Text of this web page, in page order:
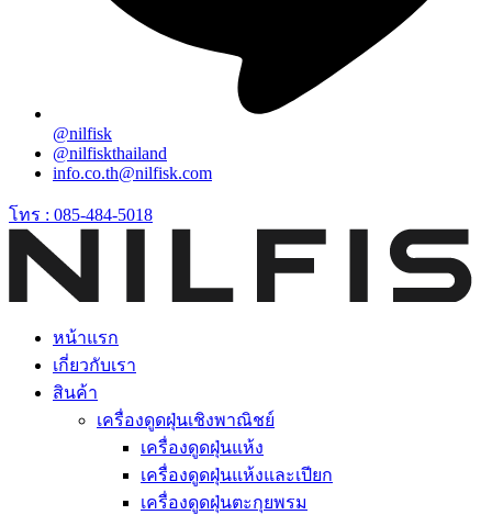
@nilfisk
@nilfiskthailand
info.co.th@nilfisk.com
โทร : 085-484-5018
หน้าแรก
เกี่ยวกับเรา
สินค้า
เครื่องดูดฝุ่นเชิงพาณิชย์
เครื่องดูดฝุ่นแห้ง
เครื่องดูดฝุ่นแห้งและเปียก
เครื่องดูดฝุ่นตะกุยพรม